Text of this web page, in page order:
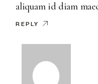
aliquam id diam
REPLY